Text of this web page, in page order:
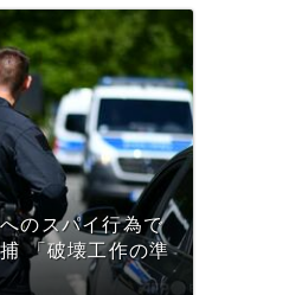
のスパイ行為で
「破壊工作の準